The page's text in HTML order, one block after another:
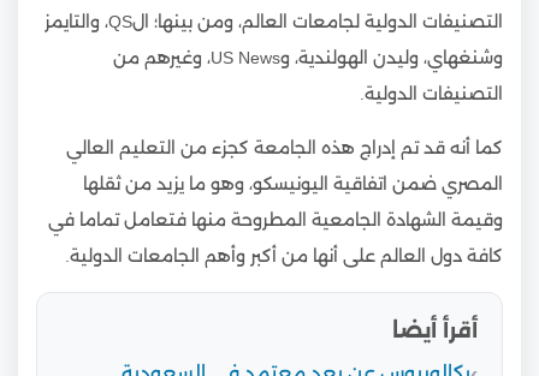
التصنيفات الدولية لجامعات العالم، ومن بينها؛ الQS، والتايمز
وشنغهاي، وليدن الهولندية، وUS News، وغيرهم من
التصنيفات الدولية.
كما أنه قد تم إدراج هذه الجامعة كجزء من التعليم العالي
المصري ضمن اتفاقية اليونيسكو، وهو ما يزيد من ثقلها
وقيمة الشهادة الجامعية المطروحة منها فتعامل تماما في
كافة دول العالم على أنها من أكبر وأهم الجامعات الدولية.
أقرأ أيضا